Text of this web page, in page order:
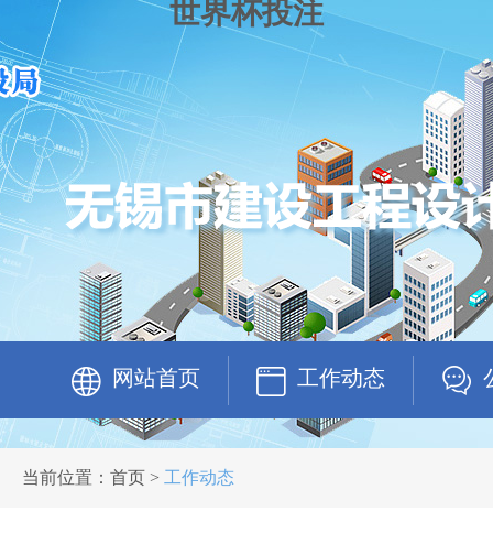
世界杯投注
网站首页 工作动态
当前位置：首页 > 工作动态